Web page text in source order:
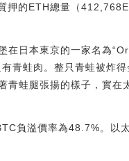
押的ETH總量（
日本東京的一家名為
青蛙肉。整只青蛙被炸
蛙腿張揚的樣子，實在
負溢價率為48.7%。以